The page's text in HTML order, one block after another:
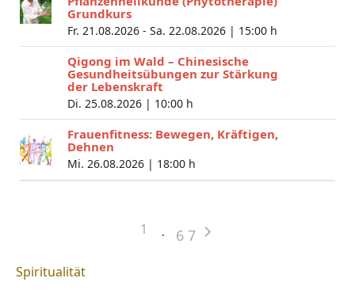
Grundkurs
Fr. 21.08.2026 - Sa. 22.08.2026 | 15:00 h
Qigong im Wald – Chinesische
Gesundheitsübungen zur Stärkung
der Lebenskraft
Di. 25.08.2026 | 10:00 h
Frauenfitness: Bewegen, Kräftigen,
Dehnen
Mi. 26.08.2026 | 18:00 h
1 6 7
Spiritualität